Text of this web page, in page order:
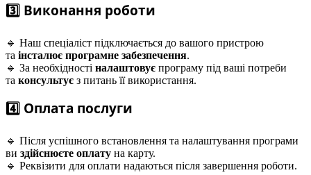
3️⃣ Виконання роботи
🔹 Наш спеціаліст підключається до вашого пристрою
та інсталює програмне забезпечення.
🔹 За необхідності налаштовує програму під ваші потреби
та консультує з питань її використання.
4️⃣ Оплата послуги
🔹 Після успішного встановлення та налаштування програми
ви здійснюєте оплату на карту.
🔹 Реквізити для оплати надаються після завершення роботи.